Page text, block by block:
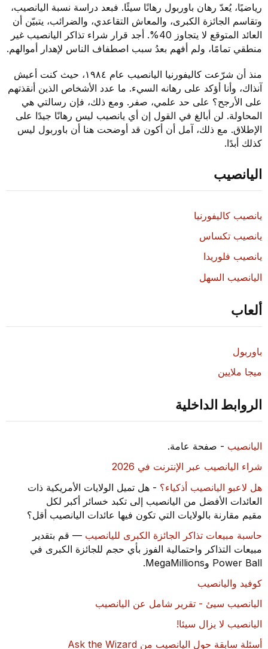
رياضيًا، يُعدّ رهان باوربول رهانًا سيئًا. فبعد دراسة نسبة اليانصيب،
وتقاسم الجائزة الكبرى، والمعاش التقاعدي، والضرائب، يتبيّن أن
العائد المتوقع لا يتجاوز 40%. أجد قرار شراء تذاكر اليانصيب غير
منطقي تمامًا، ولم أفهم بعدُ سبب اصطفاف الناس لإهدار أموالهم.
منذ أن شرّعت كاليفورنيا اليانصيب عام ١٩٨٤، حيث كنت أعيش
آنذاك، وأنا أؤكد على رهانه السيء. ما عدد الأشخاص الذين أنقذتهم
على الأرجح؟ على حد علمي، صفر. ومع ذلك، فإن رسالتي هي
المحاولة. لن أبالغ في القول إن أي يانصيب ليس رهانًا جيدًا على
الإطلاق. مع ذلك، آمل أن أكون قد أوضحت هنا أن باوربول ليس
كذلك أبدًا.
اليانصيب
يانصيب كاليفورنيا
يانصيب تكساس
يانصيب فلوريدا
اليانصيب السهل
ألعاب
باوربول
ميجا ملايين
الروابط الداخلية
اليانصيب- صفحة عامة.
شراء اليانصيب عبر الإنترنت في 2026
هل لاعبو اليانصيب أذكياء؟- هل تميل الولايات الأمريكية ذات
العائدات الأفضل من اليانصيب إلى تكبد خسائر أكبر لكل
مقيم مقارنة بالولايات التي تكون فيها عائدات اليانصيب أقل؟
حاسبة مبيعات تذاكر الجائزة الكبرى لليانصيب— قم بتقدير
مبيعات التذاكر واحتمالية الفوز بأي حجم للجائزة الكبرى في
Power Ball وMegaMillions.
كوفيد واليانصيب
اليانصيب سيئ - تقرير شامل عن اليانصيب
اليانصيب لا يزال سيئا!
أسئلة سابقة حول اليانصيب من Ask the Wizard